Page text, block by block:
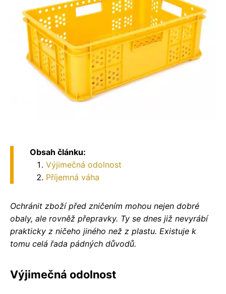
Obsah článku:
Výjimečná odolnost
Příjemná váha
Ochránit zboží před zničením mohou nejen dobré
obaly, ale rovněž přepravky. Ty se dnes již nevyrábí
prakticky z ničeho jiného než z plastu. Existuje k
tomu celá řada pádných důvodů.
Výjimečná odolnost